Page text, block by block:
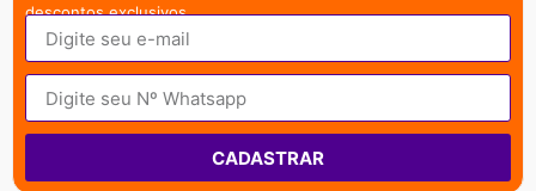
descontos exclusivos.
CADASTRAR